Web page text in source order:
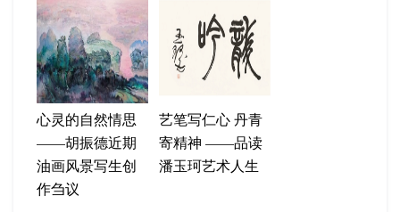
心灵的自然情思
——胡振德近期
油画风景写生创
作刍议
艺笔写仁心 丹青
寄精神 ——品读
潘玉珂艺术人生